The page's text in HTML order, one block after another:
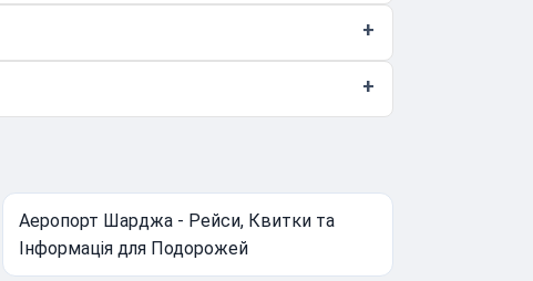
Аеропорт Шарджа - Рейси, Квитки та
Інформація для Подорожей